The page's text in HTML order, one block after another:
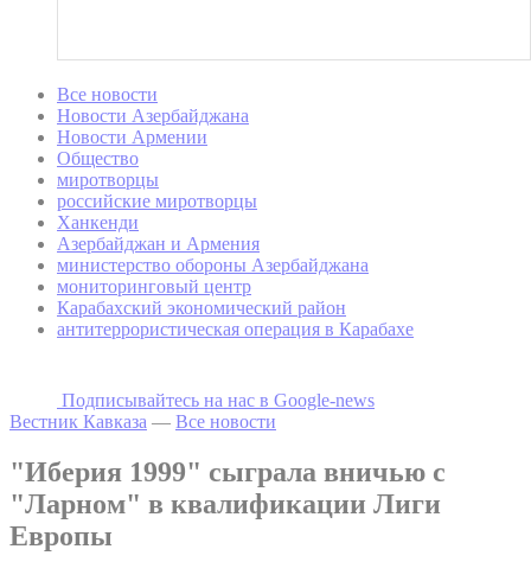
Все новости
Новости Азербайджана
Новости Армении
Общество
миротворцы
российские миротворцы
Ханкенди
Азербайджан и Армения
министерство обороны Азербайджана
мониторинговый центр
Карабахский экономический район
антитеррористическая операция в Карабахе
Подписывайтесь на наc в Google-news
Вестник Кавказа — Все новости
"Иберия 1999" сыграла вничью с
"Ларном" в квалификации Лиги
Европы